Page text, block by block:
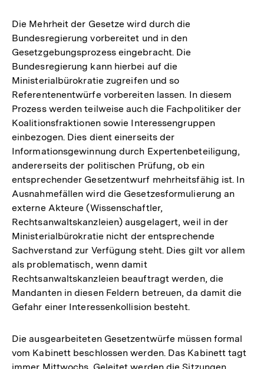
Die Mehrheit der Gesetze wird durch die
Bundesregierung vorbereitet und in den
Gesetzgebungsprozess eingebracht. Die
Bundesregierung kann hierbei auf die
Ministerialbürokratie zugreifen und so
Referentenentwürfe vorbereiten lassen. In diesem
Prozess werden teilweise auch die Fachpolitiker der
Koalitionsfraktionen sowie Interessengruppen
einbezogen. Dies dient einerseits der
Informationsgewinnung durch Expertenbeteiligung,
andererseits der politischen Prüfung, ob ein
entsprechender Gesetzentwurf mehrheitsfähig ist. In
Ausnahmefällen wird die Gesetzesformulierung an
externe Akteure (Wissenschaftler,
Rechtsanwaltskanzleien) ausgelagert, weil in der
Ministerialbürokratie nicht der entsprechende
Sachverstand zur Verfügung steht. Dies gilt vor allem
als problematisch, wenn damit
Rechtsanwaltskanzleien beauftragt werden, die
Mandanten in diesen Feldern betreuen, da damit die
Gefahr einer Interessenkollision besteht.
Die ausgearbeiteten Gesetzentwürfe müssen formal
vom Kabinett beschlossen werden. Das Kabinett tagt